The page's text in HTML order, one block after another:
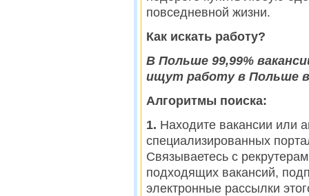
повседневной жизни.
Как искать работу?
В Польше 99,99%
ищут работу в Польше
Алгоритмы поиска:
1. Находите вакансии или
специализированных
Связываетесь с
подходящих вакансий,
электронные рассылки